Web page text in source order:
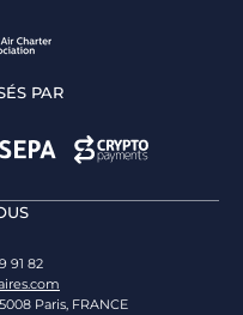
PAR
91 82
Paris, FRANCE